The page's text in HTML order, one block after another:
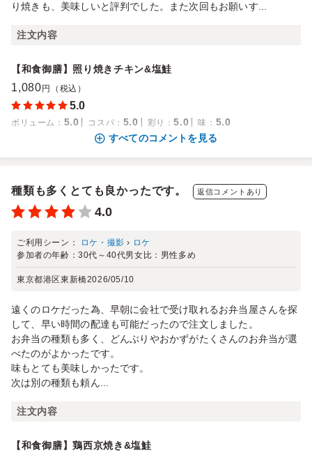
り焼きも、美味しいと評判でした。また次回もお願いす...
注文内容
【和食御膳】照り焼きチキン&塩鮭
1,080 円（税込）
5.0
ボリューム ： 5.0 コスパ ： 5.0 彩り ：5.0 味 ： 5.0
すべてのコメントを見る
種類も多くとても良かったです。 返信コメントあり
4.0
ご利用シーン： ロケ・撮影 › ロケ
参加者の年齢：30代～40代男女比： 男性多め
東京都港区東新橋2026/05/10
遠くのロケだった為、早朝に会社で受け取れるお弁当屋さんを探
して、早い時間の配達も可能だったので注文しました。
お弁当の種類も多く、どんぶりやおかずがたくさんのお弁当が選
べたのがよかったです。
味もとても美味しかったです。
次は別の種類も頼ん...
注文内容
【和食御膳】鶏西京焼き&塩鮭